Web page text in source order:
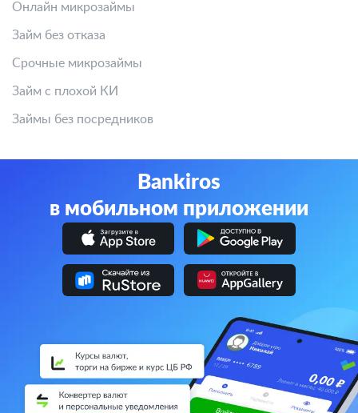
Онлайн микрозаймы
Займ без отказа
Срочные микрозаймы
Займ с плохой КИ
Займы без посредников
Bankiros
в мобильном приложении